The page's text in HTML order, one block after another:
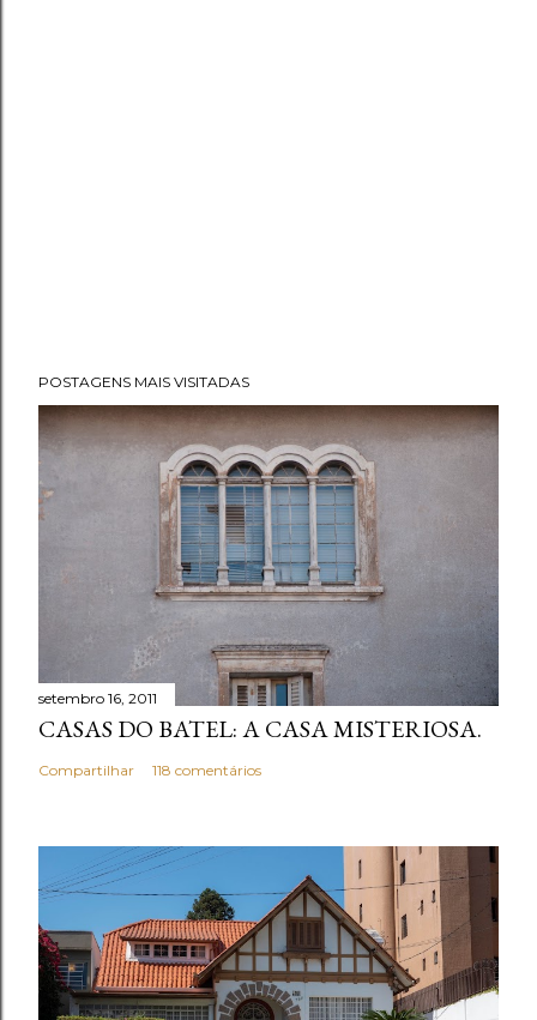
POSTAGENS MAIS VISITADAS
setembro 16, 2011
CASAS DO BATEL: A CASA MISTERIOSA.
Compartilhar 118 comentários